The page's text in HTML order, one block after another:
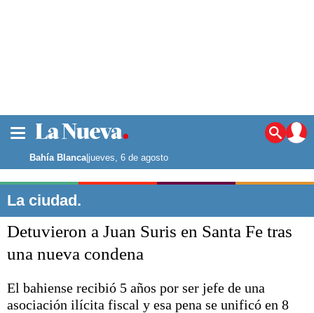
Noticias
La ciudad
Punta Alta
El mundo
Deportes
Escenario Olímpico
Liga del Sur
Bahía Blanca|jueves, 6 de agosto
La ciudad.
Detuvieron a Juan Suris en Santa Fe tras
una nueva condena
El bahiense recibió 5 años por ser jefe de una
asociación ilícita fiscal y esa pena se unificó en 8